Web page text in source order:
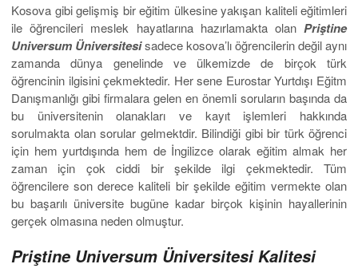
Kosova gibi gelişmiş bir eğitim ülkesine yakışan kaliteli eğitimleri
ile öğrencileri meslek hayatlarına hazırlamakta olan Priştine
Universum Üniversitesisadece kosova’lı öğrencilerin değil aynı
zamanda dünya genelinde ve ülkemizde de birçok türk
öğrencinin ilgisini çekmektedir. Her sene Eurostar Yurtdışı Eğitm
Danışmanlığı gibi firmalara gelen en önemli soruların başında da
bu üniversitenin olanakları ve kayıt işlemleri hakkında
sorulmakta olan sorular gelmektdir. Bilindiği gibi bir türk öğrenci
için hem yurtdışında hem de İngilizce olarak eğitim almak her
zaman için çok ciddi bir şekilde ilgi çekmektedir. Tüm
öğrencilere son derece kaliteli bir şekilde eğitim vermekte olan
bu başarılı üniversite bugüne kadar birçok kişinin hayallerinin
gerçek olmasına neden olmuştur.
Priştine Universum Üniversitesi Kalitesi